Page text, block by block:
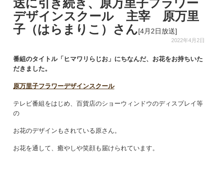
送に引き続き、原万里子フラワー
デザインスクール 主宰 原万里
子（はらまりこ）さん[4月2日放送]
2022年4月2日
番組のタイトル「ヒマワリらじお」にちなんだ、 お花をお持ちいた
だきました。
原万里子フラワーデザインスクール
テレビ番組をはじめ、百貨店のショーウィンドウのディスプレイ等
の
お花のデザインもされている原さん。
お花を通して、癒やしや笑顔も届けられています。